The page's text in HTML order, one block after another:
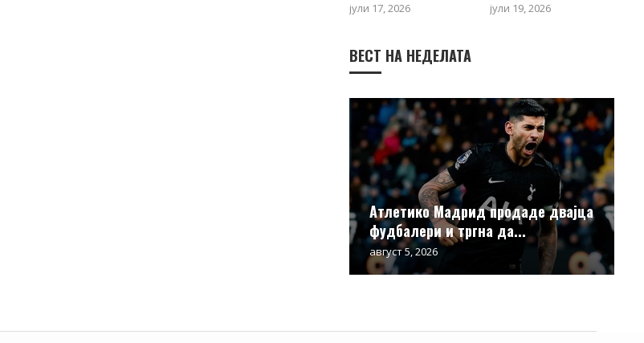
јули 17, 2026 јули 19, 2026
ВЕСТ НА НЕДЕЛАТА
Атлетико Мадрид продаде двајца
фудбалери и тргна да...
август 5, 2026